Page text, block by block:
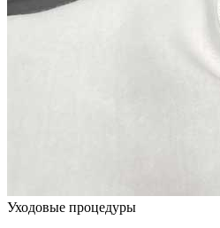
Уходовые процедуры